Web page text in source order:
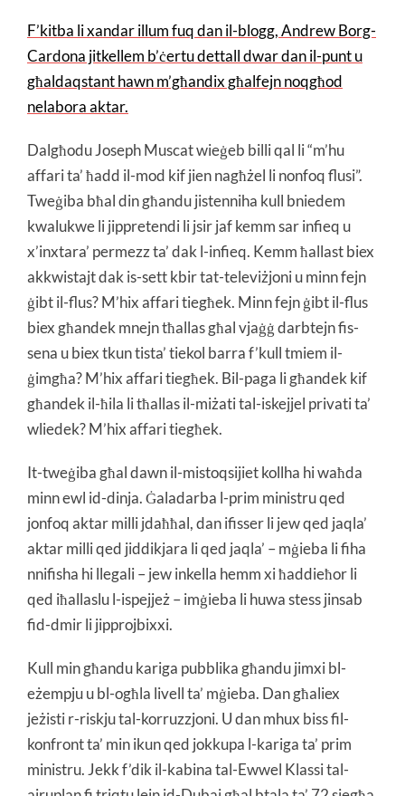
F’kitba li xandar illum fuq dan il-blogg, Andrew Borg-
Cardona jitkellem b’ċertu dettall dwar dan il-punt u
għaldaqstant hawn m’għandix għalfejn noqgħod
nelabora aktar.
Dalgħodu Joseph Muscat wieġeb billi qal li “m’hu
affari ta’ ħadd il-mod kif jien nagħżel li nonfoq flusi”.
Tweġiba bħal din għandu jistenniha kull bniedem
kwalukwe li jippretendi li jsir jaf kemm sar infieq u
x’inxtara’ permezz ta’ dak l-infieq. Kemm ħallast biex
akkwistajt dak is-sett kbir tat-televiżjoni u minn fejn
ġibt il-flus? M’hix affari tiegħek. Minn fejn ġibt il-flus
biex għandek mnejn tħallas għal vjaġġ darbtejn fis-
sena u biex tkun tista’ tiekol barra f’kull tmiem il-
ġimgħa? M’hix affari tiegħek. Bil-paga li għandek kif
għandek il-ħila li tħallas il-miżati tal-iskejjel privati ta’
wliedek? M’hix affari tiegħek.
It-tweġiba għal dawn il-mistoqsijiet kollha hi waħda
minn ewl id-dinja. Ġaladarba l-prim ministru qed
jonfoq aktar milli jdaħħal, dan ifisser li jew qed jaqla’
aktar milli qed jiddikjara li qed jaqla’ – mġieba li fiha
nnifisha hi llegali – jew inkella hemm xi ħaddieħor li
qed iħallaslu l-ispejjeż – imġieba li huwa stess jinsab
fid-dmir li jipprojbixxi.
Kull min għandu kariga pubblika għandu jimxi bl-
eżempju u bl-ogħla livell ta’ mġieba. Dan għaliex
jeżisti r-riskju tal-korruzzjoni. U dan mhux biss fil-
konfront ta’ min ikun qed jokkupa l-kariga ta’ prim
ministru. Jekk f’dik il-kabina tal-Ewwel Klassi tal-